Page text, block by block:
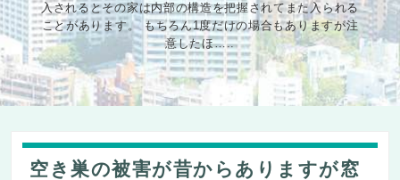
入されるとその家は内部の構造を把握されてまた入られる
ことがあります。 もちろん1度だけの場合もありますが注
意したほ…..
空き巣の被害が昔からありますが窓